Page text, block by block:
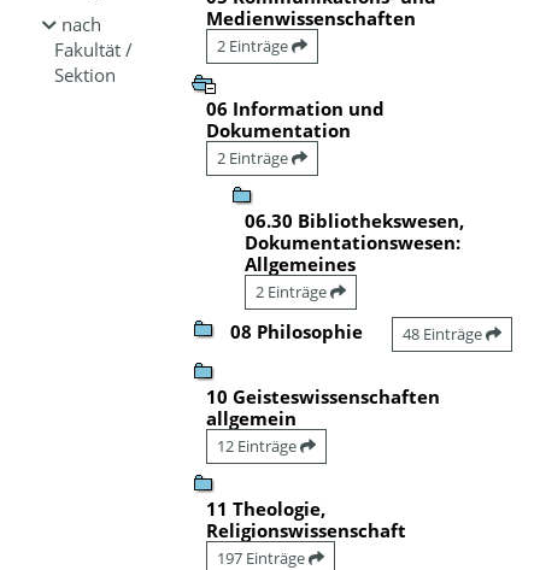
nach
Fakultät /
Sektion
Medienwissenschaften
2 Einträge
06 Information und
Dokumentation
2 Einträge
06.30 Bibliothekswesen,
Dokumentationswesen:
Allgemeines
2 Einträge
08 Philosophie 48 Einträge
10 Geisteswissenschaften
allgemein
12 Einträge
11 Theologie,
Religionswissenschaft
197 Einträge